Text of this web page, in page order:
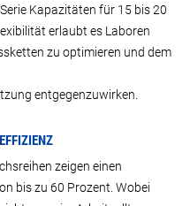
Kapazitäten für 15 bis 20
erlaubt es Laboren
zu optimieren und dem
entgegenzuwirken.
zeigen einen
bis zu 60 Prozent. Wobei